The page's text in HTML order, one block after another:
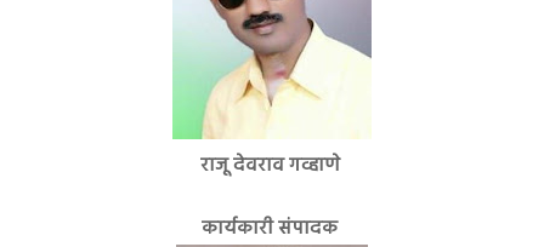
राजू देवराव गव्हाणे
कार्यकारी संपादक